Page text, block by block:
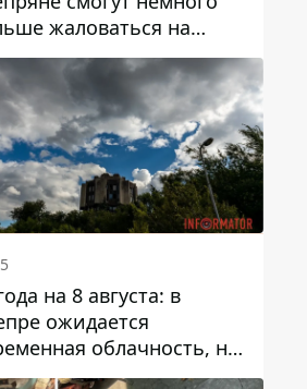
жаловаться на
тарифы
на 2027 год
на 8 августа: в
ожидается
облачность, но
пойти дождь